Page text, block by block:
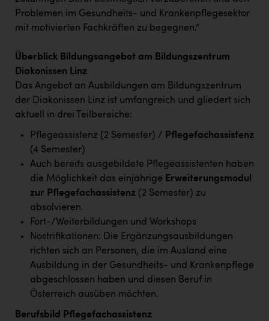
Problemen im Gesundheits- und Krankenpflegesektor
mit motivierten Fachkräften zu begegnen.“
Überblick Bildungsangebot am Bildungszentrum
Diakonissen Linz
Das Angebot an Ausbildungen am Bildungszentrum
der Diakonissen Linz ist umfangreich und gliedert sich
aktuell in drei Teilbereiche:
Pflegeassistenz (2 Semester) / Pflegefachassistenz
(4 Semester)
Auch bereits ausgebildete Pflegeassistenten haben
die Möglichkeit das einjährige Erweiterungsmodul
zur Pflegefachassistenz (2 Semester) zu
absolvieren.
Fort-/Weiterbildungen und Workshops
Nostrifikationen: Die Ergänzungsausbildungen
richten sich an Personen, die im Ausland eine
Ausbildung in der Gesundheits- und Krankenpflege
abgeschlossen haben und diesen Beruf in
Österreich ausüben möchten.
Berufsbild Pflegefachassistenz